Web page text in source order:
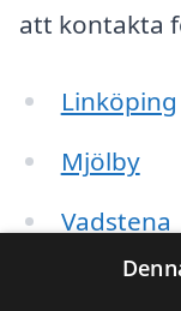
att kontakta
Linköping
Mjölby
Vadstena